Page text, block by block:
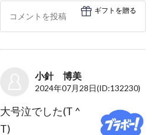
ギフトを贈る
小針 博美
2024年07月28日(ID:132230)
大号泣でした(T ^
T)